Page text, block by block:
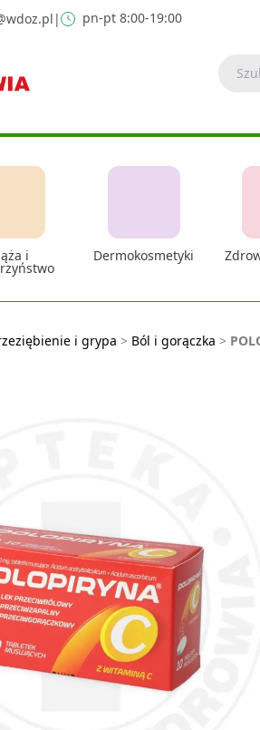
| pn-pt 8:00-19:00
i Dermokosmetyki
i grypa > Ból i gorączka >